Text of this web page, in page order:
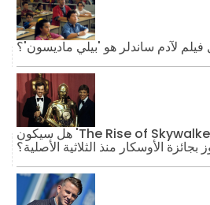
لآدم ساندلر هو 'بيلي ماديسون'؟
هل سيكون 'The Rise of Skywalker' أول فيلم من 'حرب
بجائزة الأوسكار منذ الثلاثية الأصلية؟